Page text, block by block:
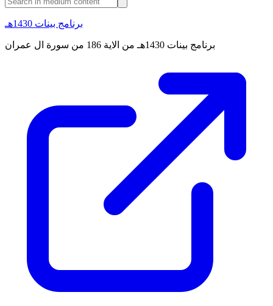
برنامج بينات 1430هـ
برنامج بينات 1430هـ من الاية 186 من سورة ال عمران